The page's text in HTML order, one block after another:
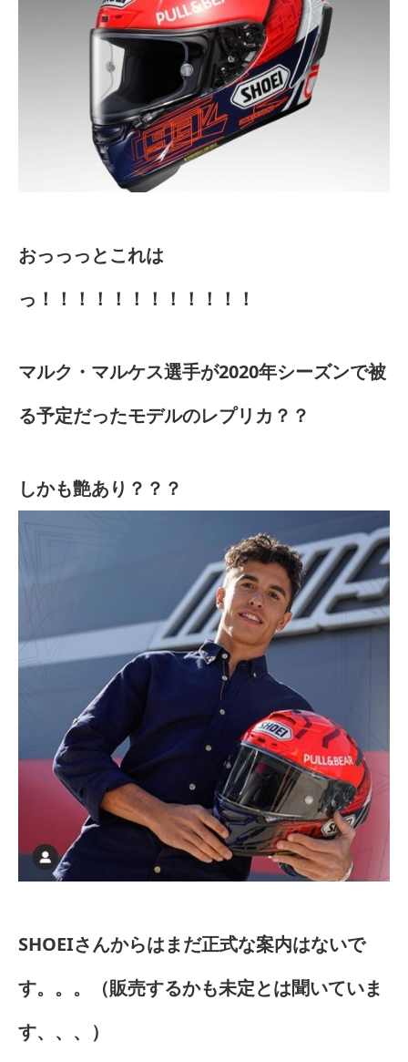
おっっっとこれは
っ！！！！！！！！！！！！
マルク・マルケス選手が2020年シーズンで被
る予定だったモデルのレプリカ？？
しかも艶あり？？？
SHOEIさんからはまだ正式な案内はないで
す。。。（販売するかも未定とは聞いていま
す、、、）